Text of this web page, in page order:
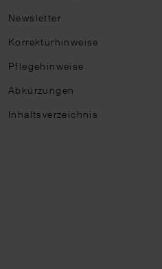
Newsletter
Korrekturhinweise
Pflegehinweise
Abkürzungen
Inhaltsverzeichnis